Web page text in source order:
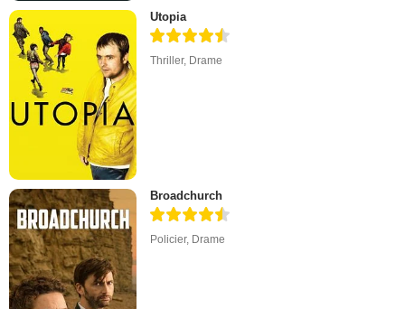
Utopia
Thriller, Drame
Broadchurch
Policier, Drame